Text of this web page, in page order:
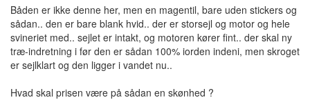
Båden er ikke denne her, men en magentil, bare uden stickers og
sådan.. den er bare blank hvid.. der er storsejl og motor og hele
svineriet med.. sejlet er intakt, og motoren kører fint.. der skal ny
træ-indretning i før den er sådan 100% iorden indeni, men skroget
er sejlklart og den ligger i vandet nu..
Hvad skal prisen være på sådan en skønhed ?